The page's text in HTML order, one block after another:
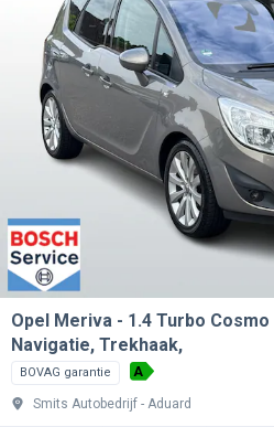
Opel Meriva
1.4 Turbo Cosmo
Navigatie, Trekhaak,
BOVAG garantie A
Smits Autobedrijf Aduard